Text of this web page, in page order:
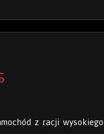
z racji wysokiego